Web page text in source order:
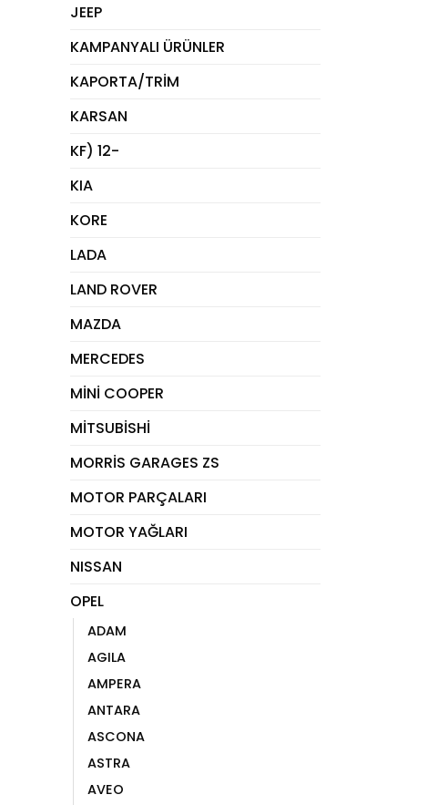
JEEP
KAMPANYALI ÜRÜNLER
KAPORTA/TRİM
KARSAN
KF) 12-
KIA
KORE
LADA
LAND ROVER
MAZDA
MERCEDES
MİNİ COOPER
MİTSUBİSHİ
MORRİS GARAGES ZS
MOTOR PARÇALARI
MOTOR YAĞLARI
NISSAN
OPEL
ADAM
AGILA
AMPERA
ANTARA
ASCONA
ASTRA
AVEO